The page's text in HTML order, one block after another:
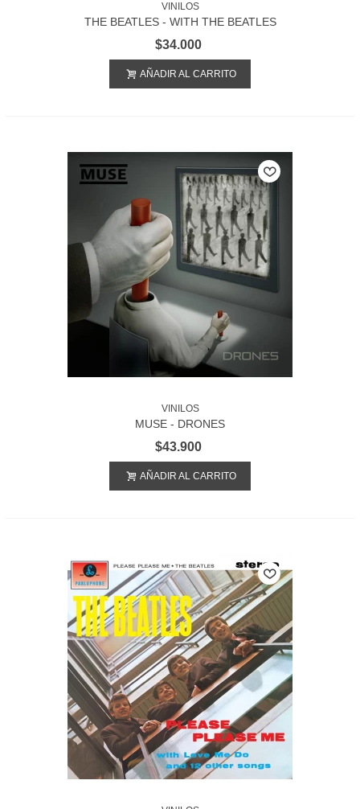
VINILOS
THE BEATLES - WITH THE BEATLES
$34.000
AÑADIR AL CARRITO
VINILOS
MUSE - DRONES
$43.900
AÑADIR AL CARRITO